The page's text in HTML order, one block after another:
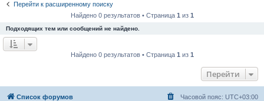
Перейти к расширенному поиску
Найдено 0 результатов • Страница 1 из 1
Подходящих тем или сообщений не найдено.
Найдено 0 результатов • Страница 1 из 1
Перейти
Список форумов Часовой пояс: UTC+03:00